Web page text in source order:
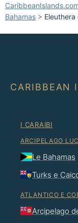
Bahamas >
CARIBBEAN
I CARAIBI
ARCIPELAGO
Le Bahamas
Turks e
ATLANTICO E
Arcipelago